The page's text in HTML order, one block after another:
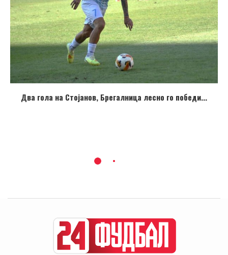
Два гола на Стојанов, Брегалница лесно го победи...